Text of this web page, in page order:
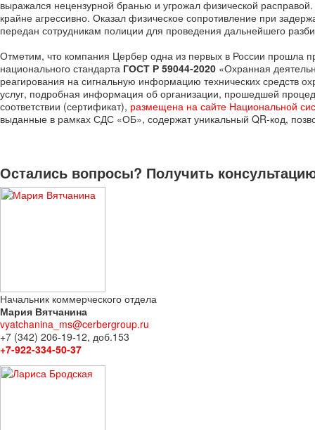
выражался нецензурной бранью и угрожал физической
крайне агрессивно. Оказал физическое сопротивление при
передан сотрудникам полиции для проведения дальнейшего
Отметим, что компания Цербер одна из первых в России прошла
национального стандарта ГОСТ Р 59044-2020 «Охранная
реагирования на сигнальную информацию технических средств
услуг, подробная информация об организации, прошедшей
соответствии (сертификат), размещена на сайте Национальной
выданные в рамках СДС «ОБ», содержат уникальный QR-код,
Остались вопросы? Получить
Начальник коммерческого отдела
Мария Вятчанина
vyatchanina_ms@cerbergroup.ru
+7 (342) 206-19-12, доб.153
+7-922-334-50-37